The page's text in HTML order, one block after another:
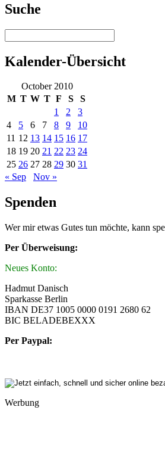
Suche
Kalender-Übersicht
October 2010
M T W T F S
S
1
2
3
4
5 6 7 8 9
10
11 12 13 14 15 16 17
18 19 20 21 22 23 24
25 26 27 28 29 30 31
« Sep
Nov »
Spenden
Wer mir etwas Gutes tun möchte, kann
Per Überweisung:
Neues Konto:
Hadmut Danisch
Sparkasse Berlin
IBAN DE37 1005 0000 0191 2680 62
BIC BELADEBEXXX
Per Paypal:
Werbung